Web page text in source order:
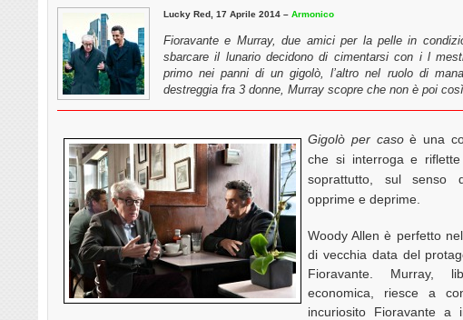
Lucky Red, 17 Aprile 2014 – Armonico
Fioravante e Murray, due amici per la pelle in
sbarcare il lunario decidono di cimentarsi con i l
primo nei panni di un gigolò, l’altro nel ruolo di
destreggia fra 3 donne, Murray scopre che non è poi
Gigolò per casoè una
che si interroga e riflette
soprattutto, sul senso
opprime e deprime.
Woody Allen è perfetto
di vecchia data del
Fioravante. Murray,
economica, riesce a
incuriosito Fioravante a